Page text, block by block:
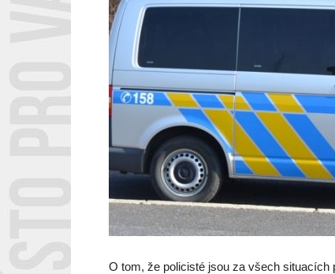
O tom, že policisté jsou za všech situacích